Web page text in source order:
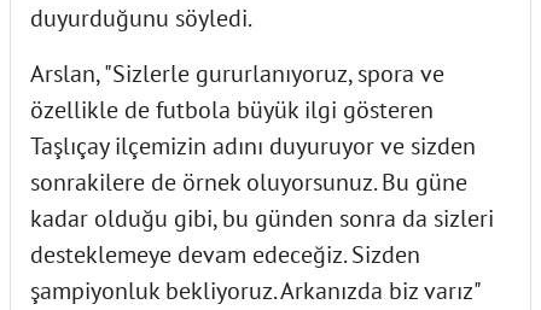
duyurduğunu söyledi.
Arslan, "Sizlerle gururlanıyoruz, spora ve
özellikle de futbola büyük ilgi gösteren
Taşlıçay ilçemizin adını duyuruyor ve sizden
sonrakilere de örnek oluyorsunuz. Bu güne
kadar olduğu gibi, bu günden sonra da sizleri
desteklemeye devam edeceğiz. Sizden
şampiyonluk bekliyoruz. Arkanızda biz varız"